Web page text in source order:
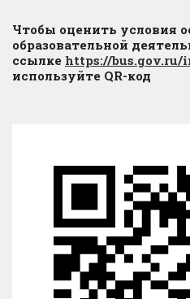
Чтобы оценить условия
образовательной
ссылке https://bus.gov.ru/
используйте QR-код